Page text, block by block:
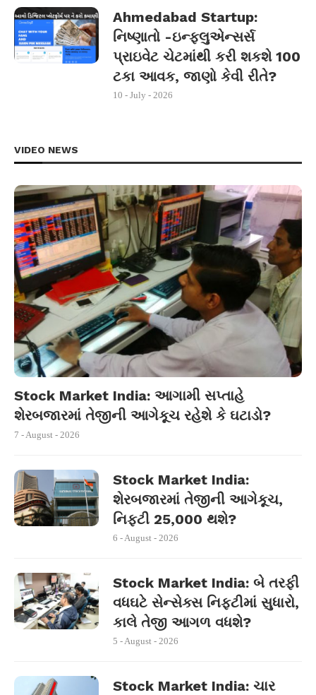
Ahmedabad Startup:
નિષ્ણાતો -ઇન્ફ્લુએન્સર્સ
પ્રાઇવેટ ચેટમાંથી કરી શકશે 100
ટકા આવક, જાણો કેવી રીતે?
10 - July - 2026
VIDEO NEWS
Stock Market India: આગામી સપ્તાહે
શેરબજારમાં તેજીની આગેકૂચ રહેશે કે ઘટાડો?
7 - August - 2026
Stock Market India:
શેરબજારમાં તેજીની આગેકૂચ,
નિફ્ટી 25,000 થશે?
6 - August - 2026
Stock Market India: બે તરફી
વધઘટે સેન્સેક્સ નિફ્ટીમાં સુધારો,
કાલે તેજી આગળ વધશે?
5 - August - 2026
Stock Market India: ચાર